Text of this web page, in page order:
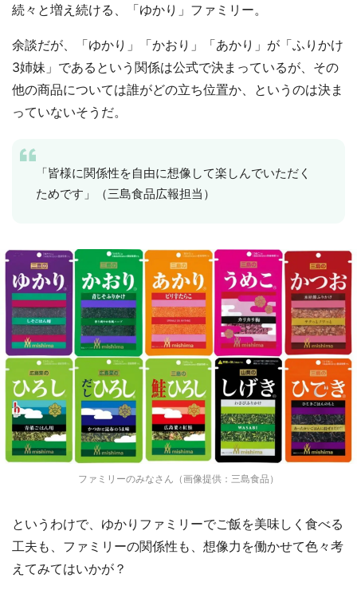
都道府選択
続々と増え続ける、「ゆかり」ファミリー。
余談だが、「ゆかり」「かおり」「あかり」が「ふりかけ
3姉妹」であるという関係は公式で決まっているが、その
他の商品については誰がどの立ち位置か、というのは決ま
っていないそうだ。
「皆様に関係性を自由に想像して楽しんでいただく
ためです」（三島食品広報担当）
ファミリーのみなさん（画像提供：三島食品）
というわけで、ゆかりファミリーでご飯を美味しく食べる
工夫も、ファミリーの関係性も、想像力を働かせて色々考
えてみてはいかが？